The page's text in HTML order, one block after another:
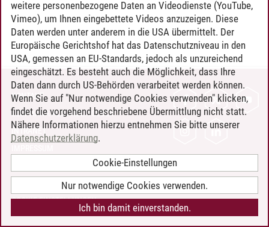
KONTAKT
LEUPHANA ALS ARBEITGEBER
INTRANET
BARRIEREFREIHEIT
COOKIE-EINSTELLUNGEN
weitere personenbezogene Daten an Videodienste (YouTube,
Vimeo), um Ihnen eingebettete Videos anzuzeigen. Diese
Daten werden unter anderem in die USA übermittelt. Der
Europäische Gerichtshof hat das Datenschutzniveau in den
USA, gemessen an EU-Standards, jedoch als unzureichend
eingeschätzt. Es besteht auch die Möglichkeit, dass Ihre
Daten dann durch US-Behörden verarbeitet werden können.
Wenn Sie auf "Nur notwendige Cookies verwenden" klicken,
findet die vorgehend beschriebene Übermittlung nicht statt.
Nähere Informationen hierzu entnehmen Sie bitte unserer
Datenschutzerklärung.
Cookie-Einstellungen
Nur notwendige Cookies verwenden.
Ich bin damit einverstanden.